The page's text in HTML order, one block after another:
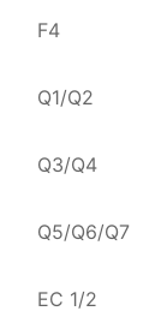
F4
Q1/Q2
Q3/Q4
Q5/Q6/Q7
EC 1/2